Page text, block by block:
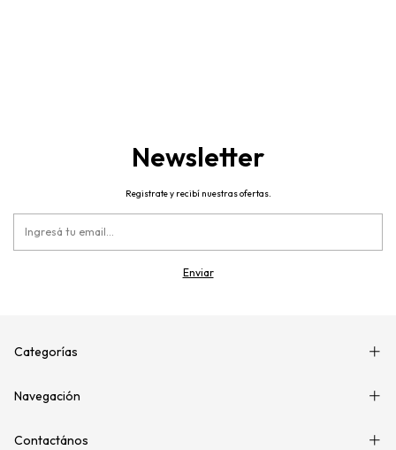
Newsletter
Registrate y recibí nuestras ofertas.
Categorías
Navegación
Contactános